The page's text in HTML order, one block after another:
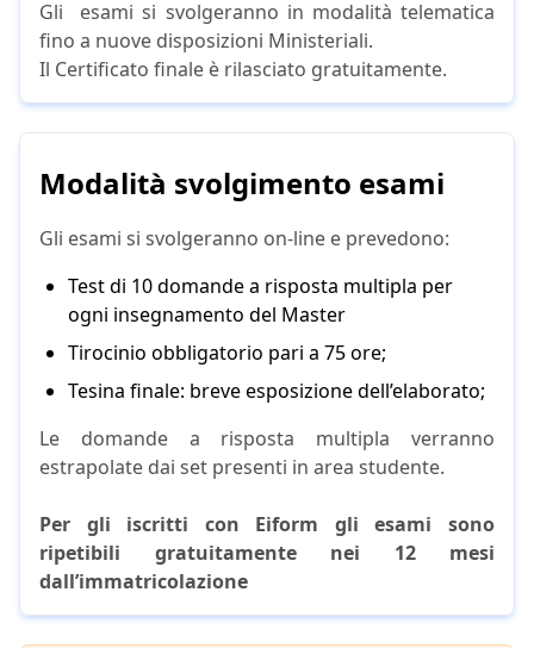
Gli esami si svolgeranno in modalità telematica
fino a nuove disposizioni Ministeriali.
Il Certificato finale è rilasciato gratuitamente.
Modalità svolgimento esami
Gli esami si svolgeranno on-line e prevedono:
Test di 10 domande a risposta multipla per
ogni insegnamento del Master
Tirocinio obbligatorio pari a 75 ore;
Tesina finale: breve esposizione dell’elaborato;
Le domande a risposta multipla verranno
estrapolate dai set presenti in area studente.
Per gli iscritti con Eiform gli esami sono
ripetibili gratuitamente nei 12 mesi
dall’immatricolazione